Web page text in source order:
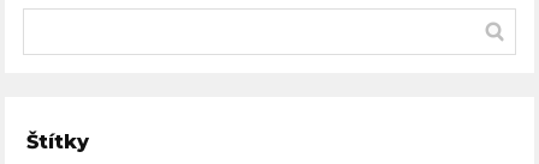
Štítky